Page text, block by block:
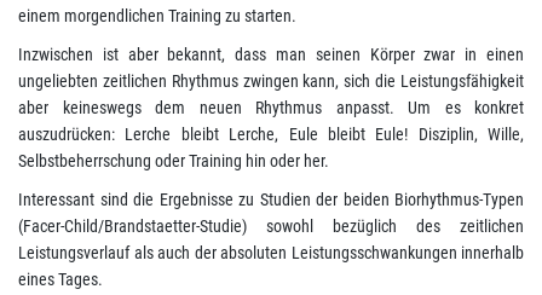
einem morgendlichen Training zu starten.
Inzwischen ist aber bekannt, dass man seinen Körper zwar in einen
ungeliebten zeitlichen Rhythmus zwingen kann, sich die Leistungsfähigkeit
aber keineswegs dem neuen Rhythmus anpasst. Um es konkret
auszudrücken: Lerche bleibt Lerche, Eule bleibt Eule! Disziplin, Wille,
Selbstbeherrschung oder Training hin oder her.
Interessant sind die Ergebnisse zu Studien der beiden Biorhythmus-Typen
(Facer-Child/Brandstaetter-Studie) sowohl bezüglich des zeitlichen
Leistungsverlauf als auch der absoluten Leistungsschwankungen innerhalb
eines Tages.